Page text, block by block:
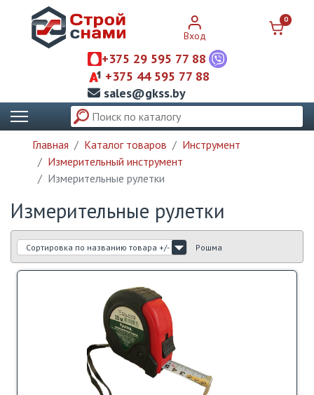
+375 29 595 77 88
+375 44 595 77 88
sales@gkss.by
Вход
0
Главная Каталог товаров
Инструмент
Измерительный инструмент
Измерительные рулетки
Измерительные рулетки
Сортировка по названию товара +/- Рошма